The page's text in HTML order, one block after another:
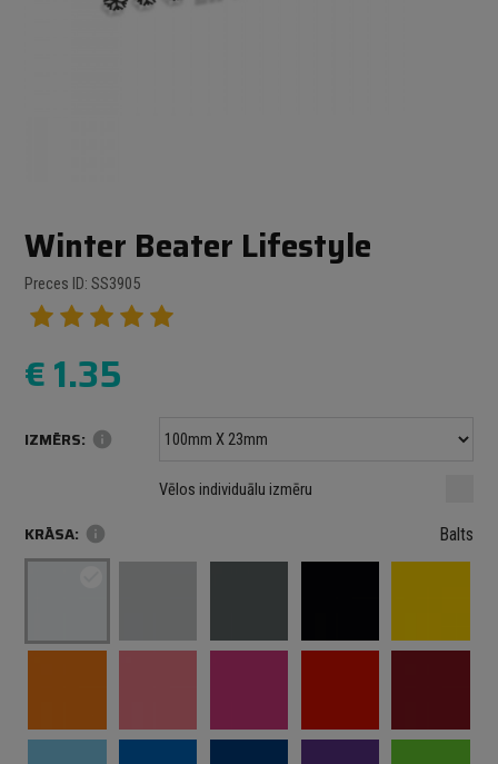
Winter Beater Lifestyle
Preces ID: SS3905
€1.35
IZMĒRS: info
mm mm
Maksimālais izmērs: 1000 mm
Vēlos individuālu izmēru
KRĀSA: info Balts